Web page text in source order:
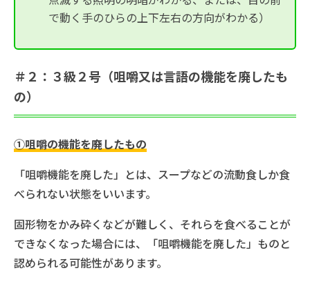
で動く手のひらの上下左右の方向がわかる）
＃２：３級２号（咀嚼又は言語の機能を廃したも
の）
①咀嚼の機能を廃したもの
「咀嚼機能を廃した」とは、スープなどの流動食しか食
べられない状態をいいます。
固形物をかみ砕くなどが難しく、それらを食べることが
できなくなった場合には、「咀嚼機能を廃した」ものと
認められる可能性があります。